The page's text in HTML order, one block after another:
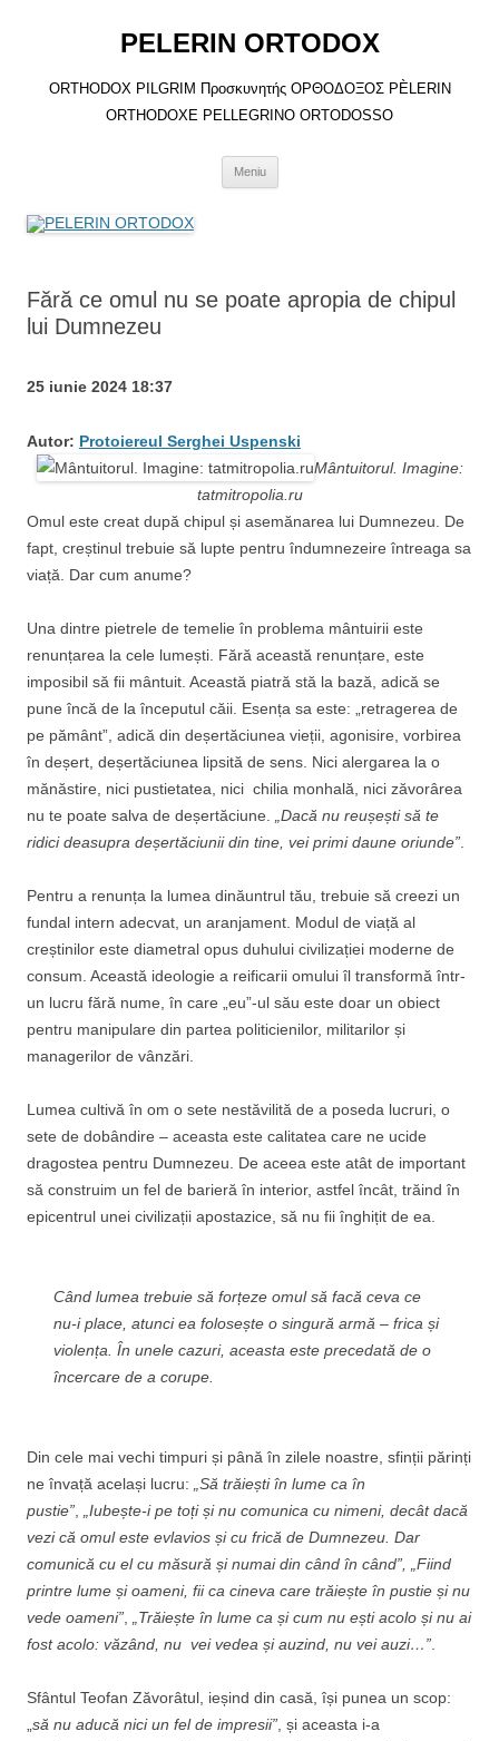
PELERIN ORTODOX
ORTHODOX PILGRIM Προσκυνητής ΟΡΘΟΔΟΞΟΣ PÈLERIN
ORTHODOXE PELLEGRINO ORTODOSSO
Meniu
Fără ce omul nu se poate apropia de chipul
lui Dumnezeu
25 iunie 2024 18:37
Autor: Protoiereul Serghei Uspenski
Mântuitorul. Imagine:
tatmitropolia.ru
Omul este creat după chipul și asemănarea lui Dumnezeu. De
fapt, creștinul trebuie să lupte pentru îndumnezeire întreaga sa
viață. Dar cum anume?
Una dintre pietrele de temelie în problema mântuirii este
renunțarea la cele lumești. Fără această renunțare, este
imposibil să fii mântuit. Această piatră stă la bază, adică se
pune încă de la începutul căii. Esența sa este: „retragerea de
pe pământ”, adică din deșertăciunea vieții, agonisire, vorbirea
în deșert, deșertăciunea lipsită de sens. Nici alergarea la o
mănăstire, nici pustietatea, nici chilia monhală, nici zăvorârea
nu te poate salva de deșertăciune.
„Dacă nu reușești să te
ridici deasupra deșertăciunii din tine, vei primi daune oriunde”
Pentru a renunța la lumea dinăuntrul tău, trebuie să creezi un
fundal intern adecvat, un aranjament. Modul de viață al
creștinilor este diametral opus duhului civilizației moderne de
consum. Această ideologie a reificarii omului îl transformă într-
un lucru fără nume, în care „eu”-ul său este doar un obiect
pentru manipulare din partea politicienilor, militarilor și
managerilor de vânzări.
Lumea cultivă în om o sete nestăvilită de a poseda lucruri, o
sete de dobândire – aceasta este calitatea care ne ucide
dragostea pentru Dumnezeu. De aceea este atât de important
să construim un fel de barieră în interior, astfel încât, trăind în
epicentrul unei civilizații apostazice, să nu fii înghițit de ea.
Când lumea trebuie să forțeze omul să facă ceva ce
nu-i place, atunci ea folosește o singură armă – frica și
violența. În unele cazuri, aceasta este precedată de o
încercare de a corupe.
Din cele mai vechi timpuri și până în zilele noastre, sfinții părinți
ne învață același lucru:
„Să trăiești în lume ca în
pustie”
„Iubește-i pe toți și nu comunica cu nimeni, decât dacă
vezi că omul este evlavios și cu frică de Dumnezeu. Dar
comunică cu el cu măsură și numai din când în când”, „Fiind
printre lume și oameni, fii ca cineva care trăiește în pustie și nu
vede oameni”
„Trăiește în lume ca și cum nu ești acolo și nu ai
fost acolo: văzând, nu vei vedea și auzind, nu vei auzi…”
Sfântul Teofan Zăvorâtul, ieșind din casă, își punea un scop:
să nu aducă nici un fel de impresii” , și aceasta i-a